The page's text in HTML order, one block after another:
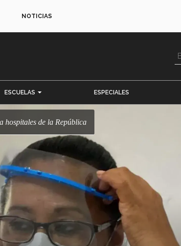
NOTICIAS
ESCUELAS ESPECIALES
hospitales de la República